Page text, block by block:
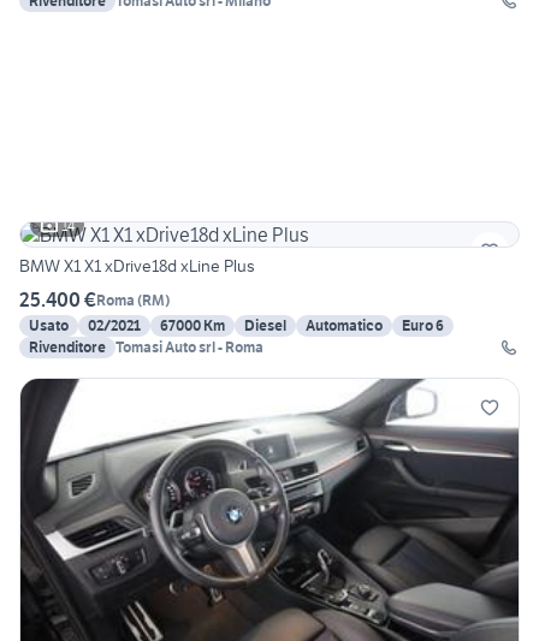
14
BMW X1 X1 xDrive18d xLine Plus
25.400 €Roma (RM)
Usato
02/2021 67000 Km Diesel Automatico
Euro 6
Rivenditore Tomasi Auto srl - Roma